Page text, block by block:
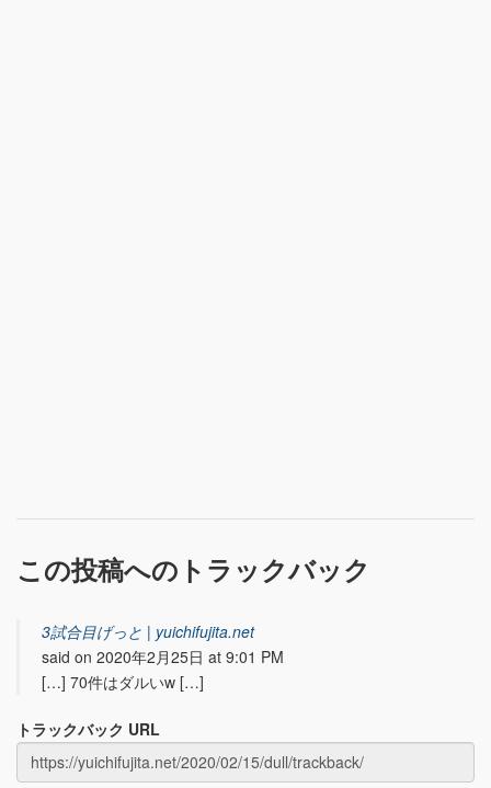
この投稿へのトラックバック
3試合目げっと | yuichifujita.net
said on 2020年2月25日 at 9:01 PM
[…] 70件はダルいw […]
トラックバック URL